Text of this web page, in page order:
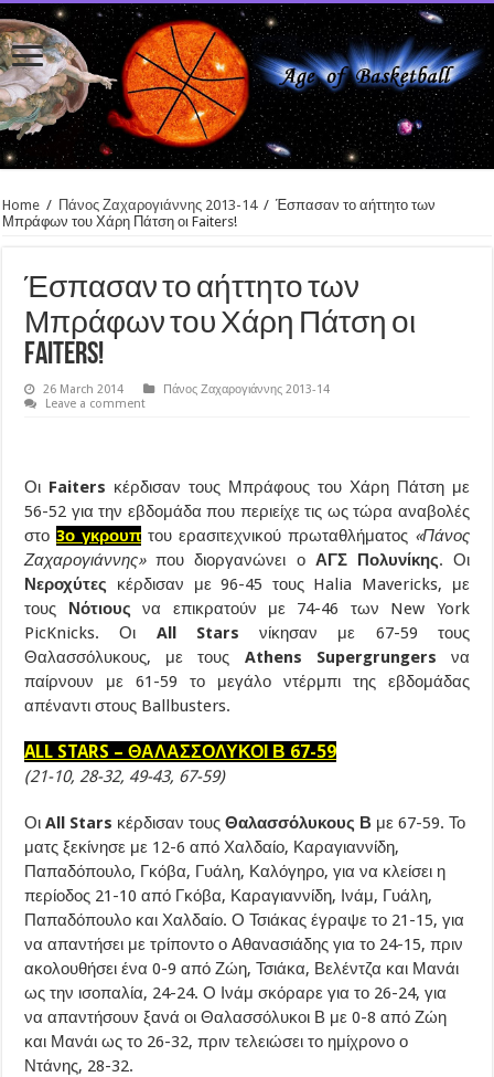
Home / Πάνος Ζαχαρογιάννης 2013-14 / Έσπασαν το αήττητο των
Μπράφων του Χάρη Πάτση οι Faiters!
Έσπασαν το αήττητο των
Μπράφων του Χάρη Πάτση οι
Faiters!
26 March 2014
Πάνος Ζαχαρογιάννης 2013-14
Leave a comment
Οι Faiters κέρδισαν τους Μπράφους του Χάρη Πάτση με
56-52 για την εβδομάδα που περιείχε τις ως τώρα αναβολές
στο3ο γκρουπ του ερασιτεχνικού πρωταθλήματος «Πάνος
Ζαχαρογιάννης»που διοργανώνει ο ΑΓΣ Πολυνίκης. Οι
Νεροχύτες κέρδισαν με 96-45 τους Halia Mavericks, με
τους Νότιουςνα επικρατούν με 74-46 των New York
PicKnicks. Οι All Starsνίκησαν με 67-59 τους
Θαλασσόλυκους, με τους Athens Supergrungers να
παίρνουν με 61-59 το μεγάλο ντέρμπι της εβδομάδας
απέναντι στους Ballbusters.
ALL STARS – ΘΑΛΑΣΣΟΛΥΚΟΙ Β 67-59
(21-10, 28-32, 49-43, 67-59)
Οι All Stars κέρδισαν τουςΘαλασσόλυκους Β με 67-59. Το
ματς ξεκίνησε με 12-6 από Χαλδαίο, Καραγιαννίδη,
Παπαδόπουλο, Γκόβα, Γυάλη, Καλόγηρο, για να κλείσει η
περίοδος 21-10 από Γκόβα, Καραγιαννίδη, Ινάμ, Γυάλη,
Παπαδόπουλο και Χαλδαίο. Ο Τσιάκας έγραψε το 21-15, για
να απαντήσει με τρίποντο ο Αθανασιάδης για το 24-15, πριν
ακολουθήσει ένα 0-9 από Ζώη, Τσιάκα, Βελέντζα και Μανάι
ως την ισοπαλία, 24-24. Ο Ινάμ σκόραρε για το 26-24, για
να απαντήσουν ξανά οι Θαλασσόλυκοι Β με 0-8 από Ζώη
και Μανάι ως το 26-32, πριν τελειώσει το ημίχρονο ο
Ντάνης, 28-32.